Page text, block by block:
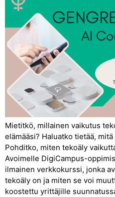
Mietitkö, millainen vaikutus
elämääsi? Haluatko tietää,
Pohditko, miten tekoäly
Avoimelle DigiCampus-
ilmainen verkkokurssi, jonka
tekoäly on ja miten se voi
koostettu yrittäjille